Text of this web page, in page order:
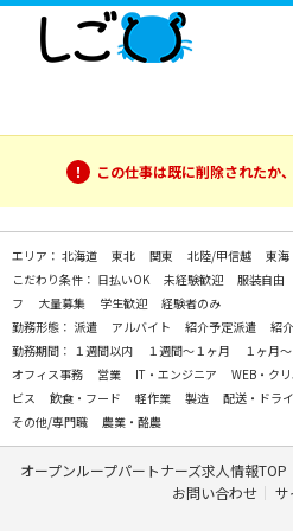
この仕事は既に削除されたか
エリア： 北海道 東北 関東 北陸/甲信越 東海
こだわり条件： 日払いOK 未経験歓迎 服装自由
フ
大量募集 学生歓迎
経験者のみ
勤務形態： 派遣 アルバイト 紹介予定派遣 紹介
勤務期間： １週間以内 １週間～１ヶ月 １ヶ月
オフィス事務
営業 IT・エンジニア WEB・ク
ビス
飲食・フード 軽作業 製造 配送・ドラ
その他/専門職
農業・酪農
オープンループパートナーズ求人情報TOP
お問い合わせ
サ